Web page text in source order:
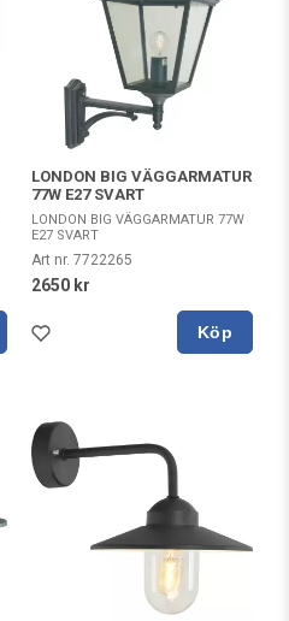
LONDON BIG VÄGGARMATUR
77W E27 SVART
LONDON BIG VÄGGARMATUR 77W
E27 SVART
Art nr. 7722265
2650 kr
Köp